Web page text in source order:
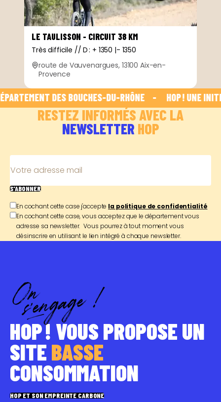
LE TAULISSON - CIRCUIT 38 KM
Très difficile // D : + 1350 |- 1350
route de Vauvenargues, 13100 Aix-en-
Provence
DES BOUCHES-DU-RHÔNE    - HOP ! UNE
RESTEZ INFORMÉS AVEC LA
NEWSLETTER HOP
Votre adresse mail
S'ABONNER
En cochant cette case j'accepte la politique de confidentialité
En cochant cette case, vous acceptez que le département vous
adresse sa newsletter. Vous pourrez à tout moment vous
désinscrire en utilisant le lien intégré à chaque newsletter.
HOP ! VOUS PROPOSE UN
SITE BASSE
CONSOMMATION
HOP ET SON EMPREINTE CARBONE